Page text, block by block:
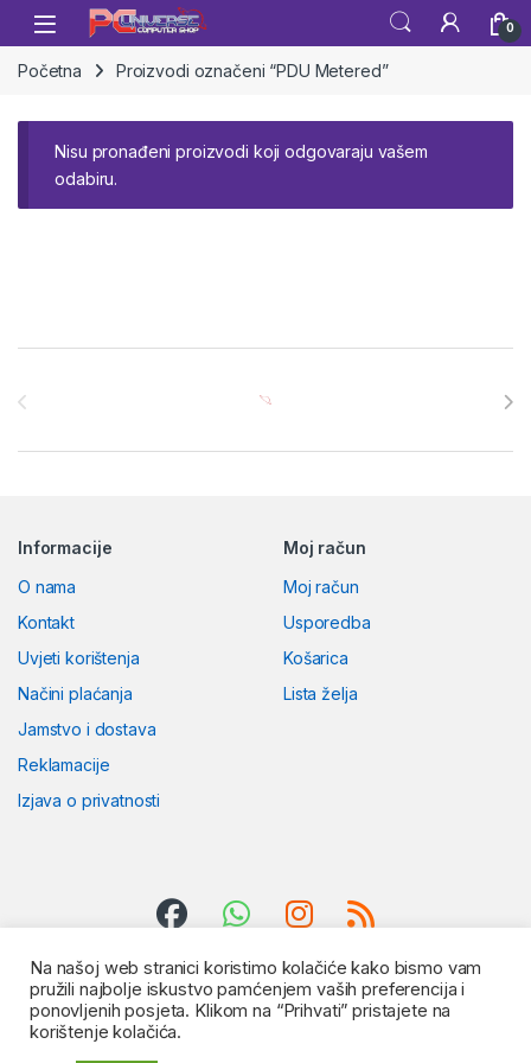
Skip to navigation
Skip to content
Open 0
Početna Proizvodi označeni “PDU Metered”
Nisu pronađeni proizvodi koji odgovaraju vašem
odabiru.
Informacije
O nama
Kontakt
Uvjeti korištenja
Načini plaćanja
Jamstvo i dostava
Reklamacije
Izjava o privatnosti
Moj račun
Moj račun
Usporedba
Košarica
Lista želja
Na našoj web stranici koristimo kolačiće kako bismo vam
pružili najbolje iskustvo pamćenjem vaših preferencija i
ponovljenih posjeta. Klikom na “Prihvati” pristajete na
korištenje kolačića.